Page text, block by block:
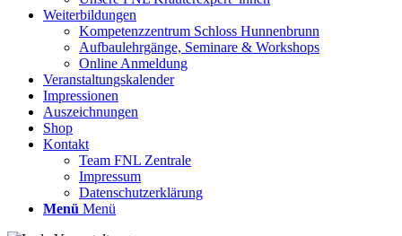
Weiterbildungen
Kompetenzzentrum Schloss Hunnenbrunn
Aufbaulehrgänge, Seminare & Workshops
Online Anmeldung
Veranstaltungskalender
Impressionen
Auszeichnungen
Shop
Kontakt
Team FNL Zentrale
Impressum
Datenschutzerklärung
Menü Menü